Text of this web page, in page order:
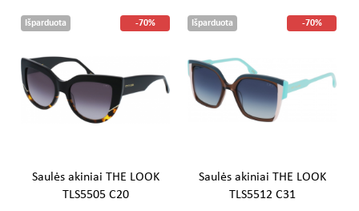
Išparduota -70%
Saulės akiniai THE LOOK
TLS5505 C20
Išparduota -70%
Saulės akiniai THE LOOK
TLS5512 C31